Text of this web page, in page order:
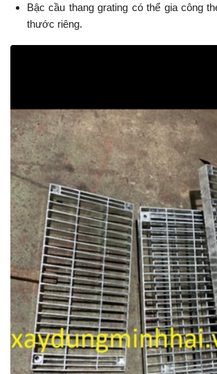
Bậc cầu thang grating có thể gia công
thước riêng.